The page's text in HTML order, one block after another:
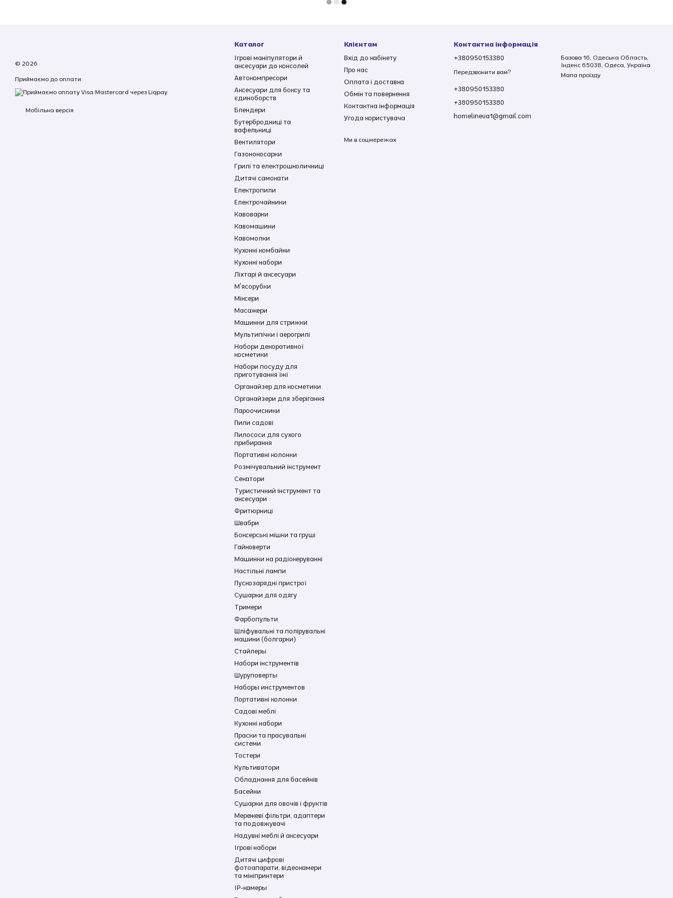
© 2026
Приймаємо до оплати
Мобільна версія
Каталог
Ігрові маніпулятори й
аксесуари до консолей
Автокомпресори
Аксесуари для боксу та
єдиноборств
Блендери
Бутербродниці та
вафельниці
Вентилятори
Газонокосарки
Грилі та електрошколичниці
Дитячі самокати
Електропили
Електрочайники
Кавоварки
Кавомашини
Кавомолки
Кухонні комбайни
Кухонні набори
Ліхтарі й аксесуари
М'ясорубки
Міксери
Масажери
Машинки для стрижки
Мультипічки і аерогрилі
Набори декоративної
косметики
Набори посуду для
приготування їжі
Органайзер для косметики
Органайзери для зберігання
Пароочисники
Пили садові
Пилососи для сухого
прибирання
Портативні колонки
Розмічувальний інструмент
Секатори
Туристичний інструмент та
аксесуари
Фритюрниці
Швабри
Боксерські мішки та груші
Гайковерти
Машинки на радіокеруванні
Настільні лампи
Пускозарядні пристрої
Сушарки для одягу
Тримери
Фарбопульти
Шліфувальні та полірувальні
машини (болгарки)
Стайлеры
Набори інструментів
Шуруповерты
Наборы инструментов
Портативні колонки
Садові меблі
Кухонні набори
Праски та прасувальні
системи
Тостери
Культиватори
Обладнання для басейнів
Басейни
Сушарки для овочів і фруктів
Мережеві фільтри, адаптери
та подовжувачі
Надувні меблі й аксесуари
Ігрові набори
Дитячі цифрові
фотоапарати, відеокамери
та мініпринтери
IP-камеры
Клієнтам
Вхід до кабінету
Про нас
Оплата і доставка
Обмін та повернення
Контактна інформація
Угода користувача
Ми в соцмережах
Контактна інформація
+380950153380
Передзвонити вам?
+380950153380
+380950153380
homelineua1@gmail.com
Базова 16, Одеська Область,
Індекс 65038, Одеса, Україна
Мапа проїзду